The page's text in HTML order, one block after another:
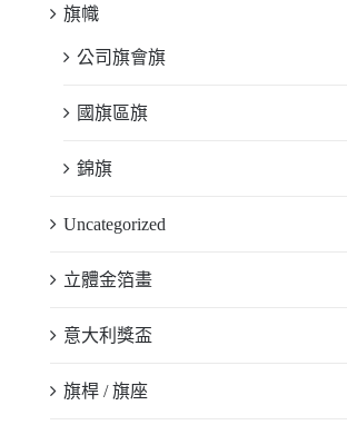
旗幟
公司旗會旗
國旗區旗
錦旗
Uncategorized
立體金箔畫
意大利獎盃
旗桿 / 旗座